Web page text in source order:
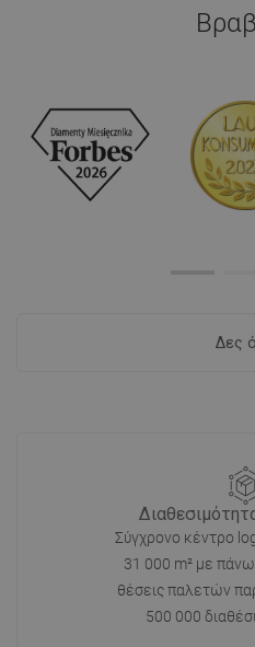
Δες
Σύγχρονο κέντρο
31 000 m² με
θέσεις παλετών
500 000